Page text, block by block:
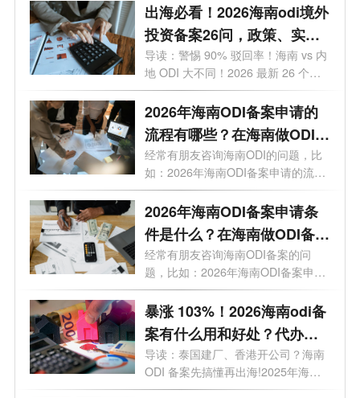
出海必看！2026海南odi境外
投资备案26问，政策、实
操、避坑全覆盖
导读：警惕 90% 驳回率！海南 vs 内
地 ODI 大不同！2026 最新 26 个高
频问题，专...
2026年海南ODI备案申请的
流程有哪些？在海南做ODI备
案通过几率高吗？
经常有朋友咨询海南ODI的问题，比
如：2026年海南ODI备案申请的流程
有哪些？...
2026年海南ODI备案申请条
件是什么？在海南做ODI备案
有什么好处?
经常有朋友咨询海南ODI备案的问
题，比如：2026年海南ODI备案申请
条件是什么...
暴涨 103%！2026海南odi备
案有什么用和好处？代办选
哪家？一文讲透
导读：泰国建厂、香港开公司？海南
ODI 备案先搞懂再出海!2025年海南
企业境外...